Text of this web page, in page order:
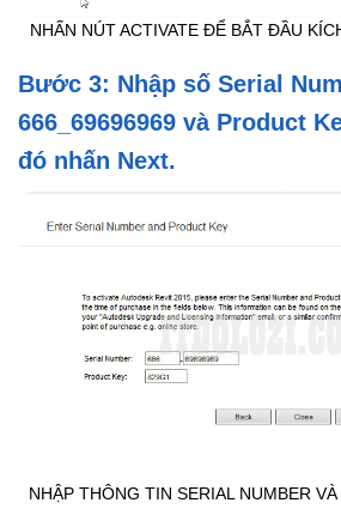
NHẤN NÚT ACTIVATE ĐỂ BẮT ĐẦU
Bước 3: Nhập số Serial
666_69696969 và Product
đó nhấn Next.
NHẬP THÔNG TIN SERIAL NUMBER